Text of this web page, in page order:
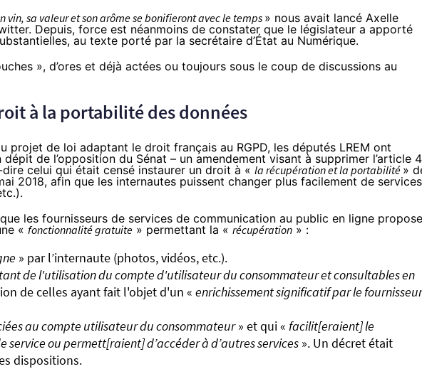
vin, sa valeur et son arôme se bonifieront avec le temps » nous avait lancé Axelle
. Depuis, force est néanmoins de constater que le législateur a apporté
au texte porté par la secrétaire d’État au Numérique.
», d’ores et déjà actées ou toujours sous le coup de discussions au
à la portabilité des données
projet de loi adaptant le droit français au RGPD, les députés LREM ont
de l’opposition du Sénat – un amendement visant à supprimer l’article
dire celui qui était censé instaurer un droit à « la récupération et la portabilité »
2018, afin que les internautes puissent changer plus facilement de services
les fournisseurs de services de communication au public en ligne
« fonctionnalité gratuite » permettant la « récupération » :
» par l’internaute (photos, vidéos, etc.).
de l'utilisation du compte d'utilisateur du consommateur et consultables en
de celles ayant fait l'objet d'un « enrichissement significatif par le fournisseur
au compte utilisateur du consommateur» et qui « facilit[eraient] le
service ou permett[raient] d’accéder à d’autres services ». Un décret était
dispositions.